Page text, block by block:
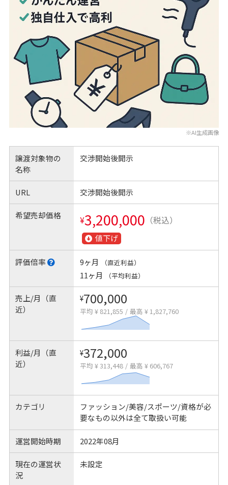
※AI生成画像
譲渡対象物の
名称
交渉開始後開示
URL 交渉開始後開示
希望売却価格 ¥3,200,000 （税込）
値下げ
評価倍率 9ヶ月 （直近利益）
11ヶ月 （平均利益）
売上/月（直
近）
¥700,000
平均 ¥ 821,855 / 最高 ¥ 1,827,760
利益/月（直
近）
¥372,000
平均 ¥ 313,448 / 最高 ¥ 606,767
カテゴリ
ファッション/美容/スポーツ/資格が必
要なもの以外は全て取扱い可能
運営開始時期 2022年08月
現在の運営状
況
未設定